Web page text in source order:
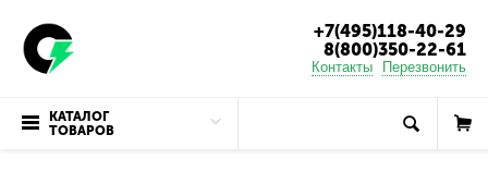
+7(495)118-40-29
8(800)350-22-61
Контакты Перезвонить
КАТАЛОГ
ТОВАРОВ